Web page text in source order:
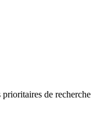
prioritaires de recherche